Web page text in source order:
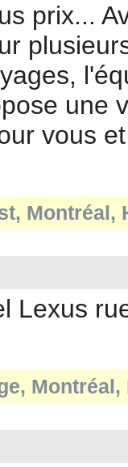
prix...
une
vous
Montréal,
Lexus